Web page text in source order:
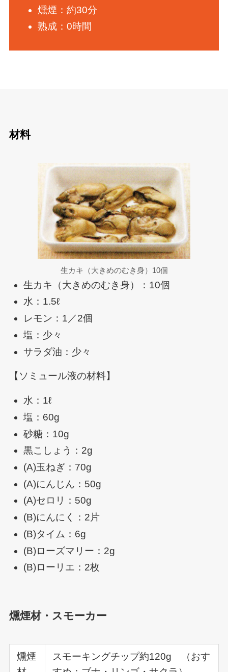
燻煙：約30分
熟成：0時間
材料
生カキ（大きめのむき身）10個
生カキ（大きめのむき身）：10個
水：1.5ℓ
レモン：1／2個
塩：少々
サラダ油：少々
【ソミュール液の材料】
水：1ℓ
塩：60g
砂糖：10g
黒こしょう：2g
(A)玉ねぎ：70g
(A)にんじん：50g
(A)セロリ：50g
(B)にんにく：2片
(B)タイム：6g
(B)ローズマリー：2g
(B)ローリエ：2枚
燻煙材・スモーカー
燻煙
スモーキングチップ約120g （おす